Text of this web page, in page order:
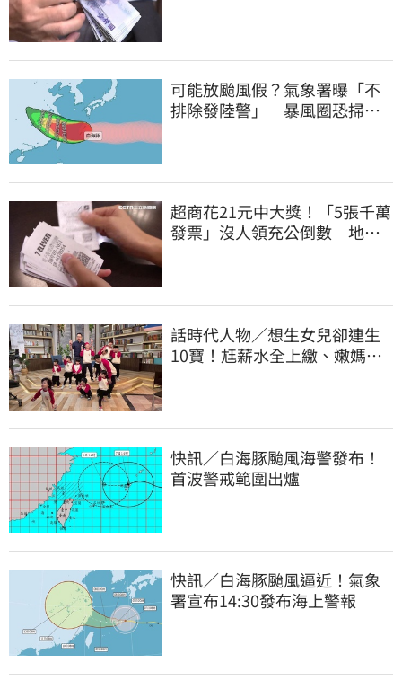
可能放颱風假？氣象署曝「不
排除發陸警」 暴風圈恐掃過2
超商花21元中大獎！「5張千萬
發票」沒人領充公倒數 地點
話時代人物／想生女兒卻連生
10寶！尪薪水全上繳、嫩媽吐
快訊／白海豚颱風海警發布！
首波警戒範圍出爐
快訊／白海豚颱風逼近！氣象
署宣布14:30發布海上警報